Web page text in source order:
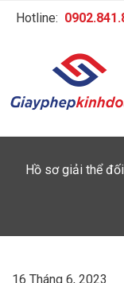
Hotline:
Hồ sơ giải thể
16 Tháng 6, 2023